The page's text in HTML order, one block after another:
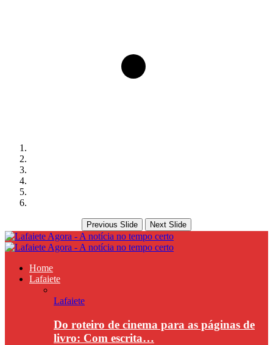
Previous Slide Next Slide
Home
Lafaiete
Lafaiete
Do roteiro de cinema para as páginas de
livro: Com escrita…